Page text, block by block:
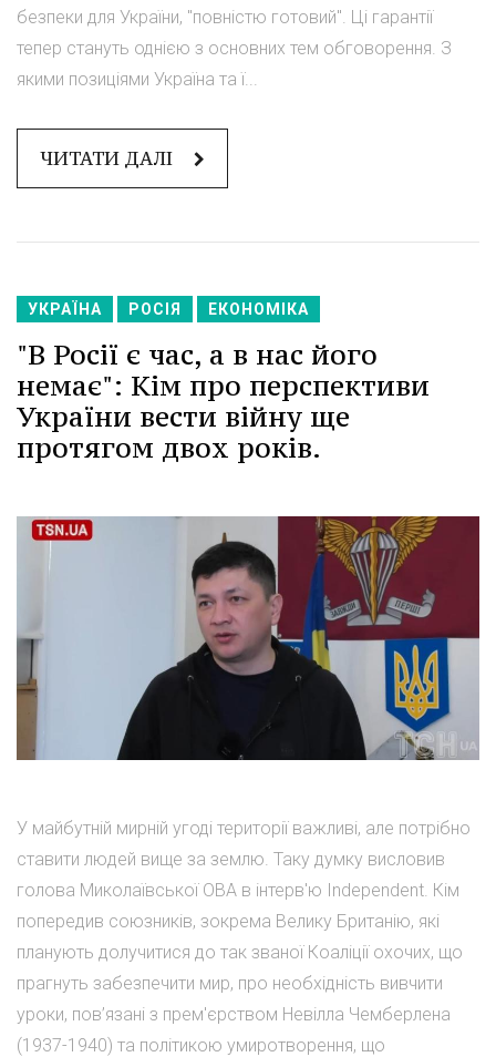
безпеки для України, "повністю готовий". Ці гарантії
тепер стануть однією з основних тем обговорення. З
якими позиціями Україна та ї...
ЧИТАТИ ДАЛІ
УКРАЇНА РОСІЯ ЕКОНОМІКА
"В Росії є час, а в нас його
немає": Кім про перспективи
України вести війну ще
протягом двох років.
У майбутній мирній угоді території важливі, але потрібно
ставити людей вище за землю. Таку думку висловив
голова Миколаївської ОВА в інтерв'ю Іndependent. Кім
попередив союзників, зокрема Велику Британію, які
планують долучитися до так званої Коаліції охочих, що
прагнуть забезпечити мир, про необхідність вивчити
уроки, пов’язані з прем'єрством Невілла Чемберлена
(1937-1940) та політикою умиротворення, що